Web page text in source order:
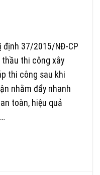
định 37/2015/NĐ-CP
thầu thi công xây
thi công sau khi
nhằm đẩy nhanh
toàn, hiệu quả